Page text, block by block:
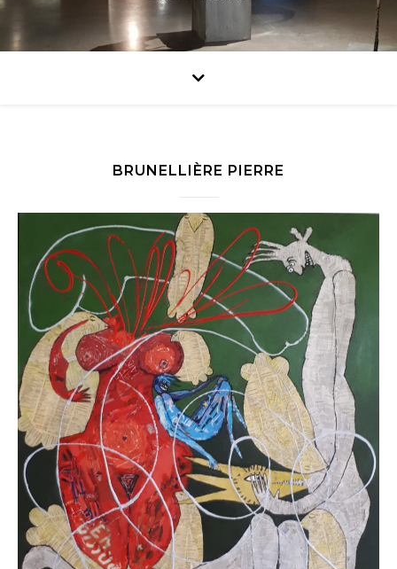
BRUNELLIÈRE PIERRE